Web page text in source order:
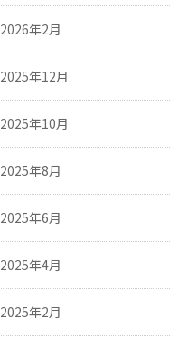
2026年2月
2025年12月
2025年10月
2025年8月
2025年6月
2025年4月
2025年2月